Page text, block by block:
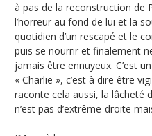
à pas de la reconstruction de
l’horreur au fond de lui et la
quotidien d’un rescapé et le
puis se nourrir et finalement
jamais être ennuyeux. C’est
« Charlie », c’est à dire être
raconte cela aussi, la lâcheté
n’est pas d’extrême-droite